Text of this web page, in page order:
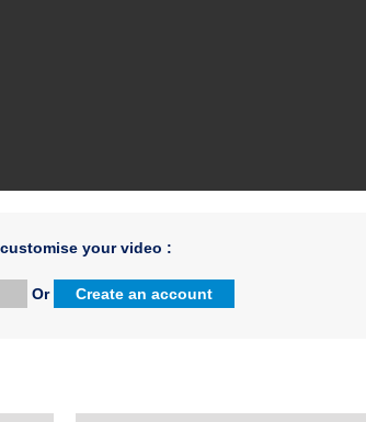
your video :
Or Create an account